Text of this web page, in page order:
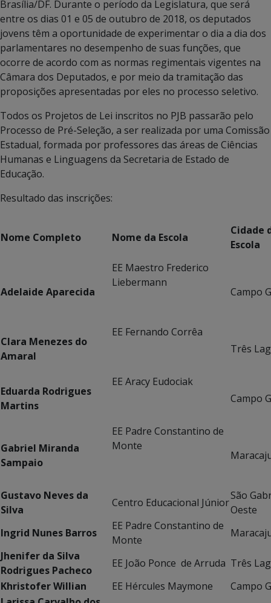
Brasília/DF. Durante o período da Legislatura, que será
entre os dias 01 e 05 de outubro de 2018, os deputados
jovens têm a oportunidade de experimentar o dia a dia dos
parlamentares no desempenho de suas funções, que
ocorre de acordo com as normas regimentais vigentes na
Câmara dos Deputados, e por meio da tramitação das
proposições apresentadas por eles no processo seletivo.
Todos os Projetos de Lei inscritos no PJB passarão pelo
Processo de Pré-Seleção, a ser realizada por uma Comissão
Estadual, formada por professores das áreas de Ciências
Humanas e Linguagens da Secretaria de Estado de
Educação.
Resultado das inscrições:
Nome Completo Nome da Escola
Cidade
Escola
Adelaide Aparecida
EE Maestro Frederico
Liebermann
Campo
Clara Menezes do
Amaral
EE Fernando Corrêa
Três
Eduarda Rodrigues
Martins
EE Aracy Eudociak
Campo
Gabriel Miranda
Sampaio
EE Padre Constantino de
Monte
Gustavo Neves da
Silva
Centro Educacional Júnior
São
Oeste
Ingrid Nunes Barros
EE Padre Constantino de
Monte
Jhenifer da Silva
Rodrigues Pacheco
EE João Ponce de Arruda Três
Khristofer Willian
EE Hércules Maymone
Campo